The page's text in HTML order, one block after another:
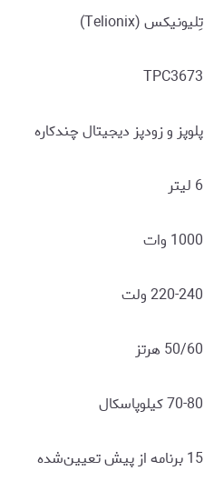
تِلیونیکس (Telionix)
TPC3673
پلوپز و زودپز دیجیتال چندکاره
6 لیتر
1000 وات
220-240 ولت
50/60 هرتز
70-80 کیلوپاسکال
15 برنامه از پیش تعیین‌شده